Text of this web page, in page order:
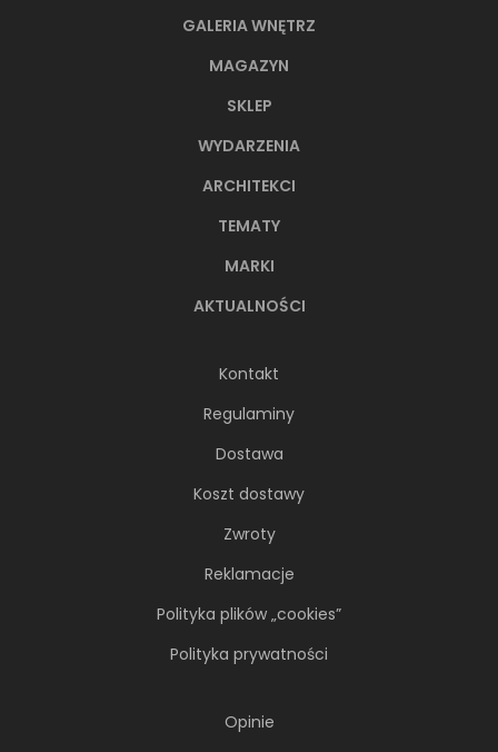
GALERIA WNĘTRZ
MAGAZYN
SKLEP
WYDARZENIA
ARCHITEKCI
TEMATY
MARKI
AKTUALNOŚCI
Kontakt
Regulaminy
Dostawa
Koszt dostawy
Zwroty
Reklamacje
Polityka plików „cookies”
Polityka prywatności
Opinie